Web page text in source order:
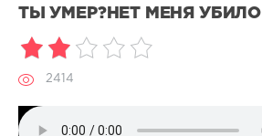
ТЫ УМЕР?НЕТ МЕНЯ УБИЛО
2414